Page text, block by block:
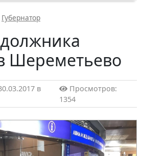
Губернатор
Шереметьево
в
Просмотров:
1354